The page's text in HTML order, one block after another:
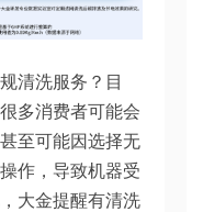
清洗服务？目
多消费者可能会
至可能因选择无
作，导致机器受
大金提醒有清洗